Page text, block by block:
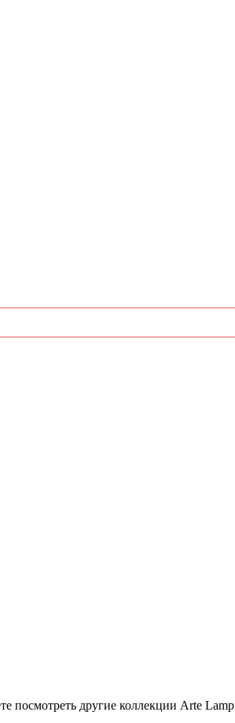
посмотреть другие коллекции Arte Lamp